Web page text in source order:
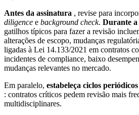
Antes da assinatura , revise para
diligence e background check. Durante a
gatilhos típicos para fazer a revisão
alterações de escopo, mudanças
ligadas à Lei 14.133/2021 em contratos
incidentes de compliance, baixo
mudanças relevantes no mercado.
Em paralelo, estabeleça ciclos
: contratos críticos pedem revisão mais
multidisciplinares.